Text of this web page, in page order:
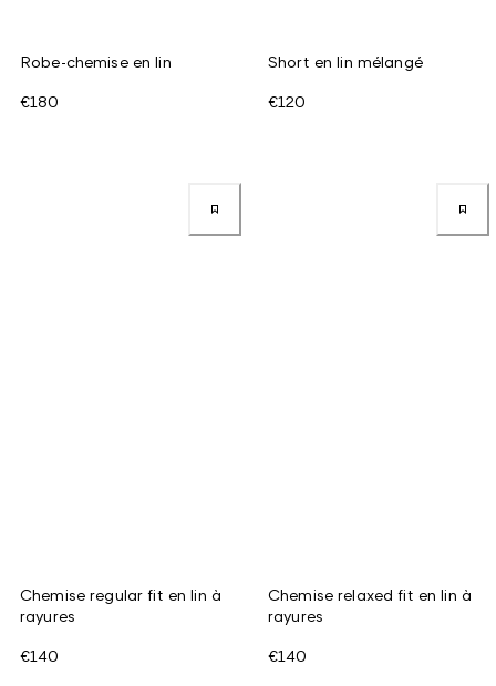
Robe-chemise en lin
€180
Short en lin mélangé
€120
Chemise regular fit en lin à
rayures
€140
Chemise relaxed fit en lin à
rayures
€140